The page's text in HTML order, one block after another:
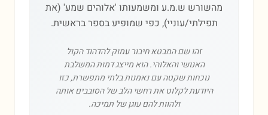
מהשורש ש.מ.ע ומשמעותו 'אלוהים שמע' (את
תפילתי/עוניי), כפי שמופיע בספר בראשית.
זהו שם המבטא חיבור עמוק להדהוד הקול
האנושי והאלוהי. הוא מייצג דמות המשלבת
נוכחות שקטה עם נאמנות בלתי מתפשרת, כזו
היודעת לקלוט את רחשי הלב של הסובבים אותה
ולהוות להם עוגן של תמיכה.